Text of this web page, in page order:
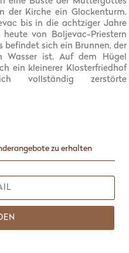
der Kirche ein Glockenturm.
bis in die achtziger Jahre
von Boljevac-Priestern
befindet sich ein Brunnen, der
ist. Auf dem Hügel
ein kleinerer Klosterfriedhof
vollständig zerstörte
zu erhalten